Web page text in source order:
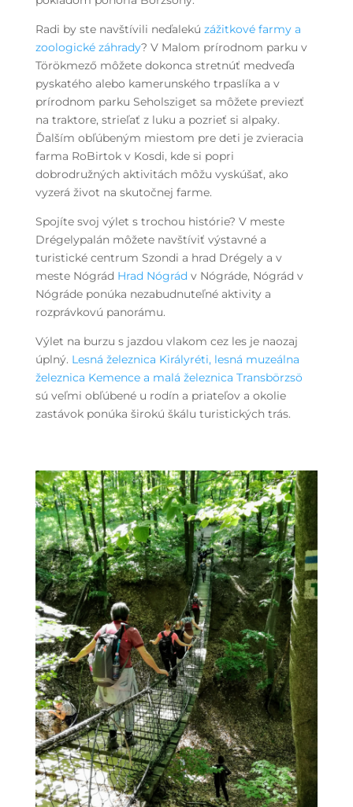
Radi by ste navštívili neďalekú zážitkové farmy a
zoologické záhrady? V Malom prírodnom parku v
Törökmező môžete dokonca stretnúť medveďa
pyskatého alebo kamerunského trpaslíka a v
prírodnom parku Seholsziget sa môžete previezť
na traktore, strieľať z luku a pozrieť si alpaky.
Ďalším obľúbeným miestom pre deti je zvieracia
farma RoBirtok v Kosdi, kde si popri
dobrodružných aktivitách môžu vyskúšať, ako
vyzerá život na skutočnej farme.
Spojíte svoj výlet s trochou histórie? V meste
Drégelypalán môžete navštíviť výstavné a
turistické centrum Szondi a hrad Drégely a v
meste Nógrád Hrad Nógrád v Nógráde, Nógrád v
Nógráde ponúka nezabudnuteľné aktivity a
rozprávkovú panorámu.
Výlet na burzu s jazdou vlakom cez les je naozaj
úplný. Lesná železnica Királyréti, lesná muzeálna
železnica Kemence a malá železnica Transbörzsö
sú veľmi obľúbené u rodín a priateľov a okolie
zastávok ponúka širokú škálu turistických trás.